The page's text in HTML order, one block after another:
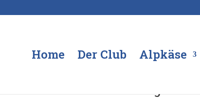
Home Der Club Alpkäse